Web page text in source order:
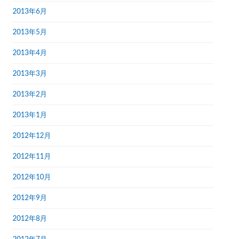
2013年6月
2013年5月
2013年4月
2013年3月
2013年2月
2013年1月
2012年12月
2012年11月
2012年10月
2012年9月
2012年8月